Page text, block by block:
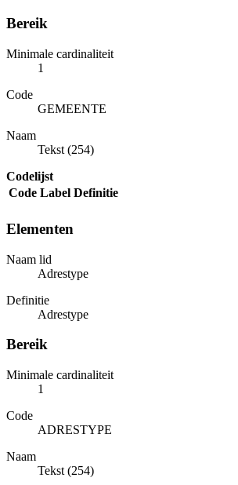
Bereik
Minimale cardinaliteit
1
Code
GEMEENTE
Naam
Tekst (254)
Codelijst
Code Label Definitie
Elementen
Naam lid
Adrestype
Definitie
Adrestype
Bereik
Minimale cardinaliteit
1
Code
ADRESTYPE
Naam
Tekst (254)